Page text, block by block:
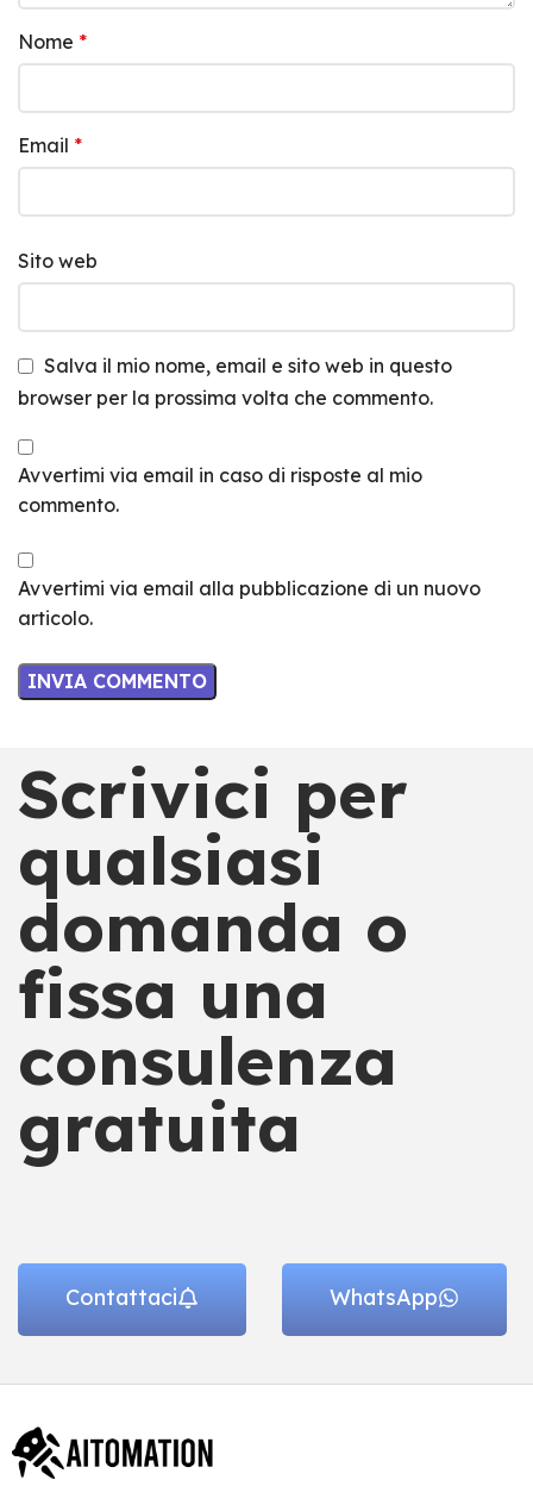
Nome *
Email *
Sito web
Salva il mio nome, email e sito web in questo
browser per la prossima volta che commento.
Avvertimi via email in caso di risposte al mio
commento.
Avvertimi via email alla pubblicazione di un nuovo
articolo.
Scrivici per
qualsiasi
domanda o
fissa una
consulenza
gratuita
Contattaci WhatsApp